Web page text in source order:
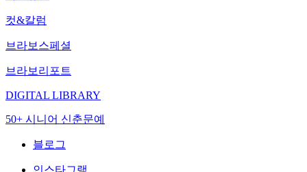
컷&칼럼
브라보스페셜
브라보리포트
DIGITAL LIBRARY
50+ 시니어 신춘문예
블로그